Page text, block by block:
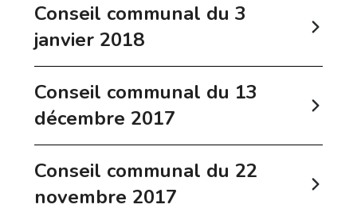
Conseil communal du 3
janvier 2018
Conseil communal du 13
décembre 2017
Conseil communal du 22
novembre 2017